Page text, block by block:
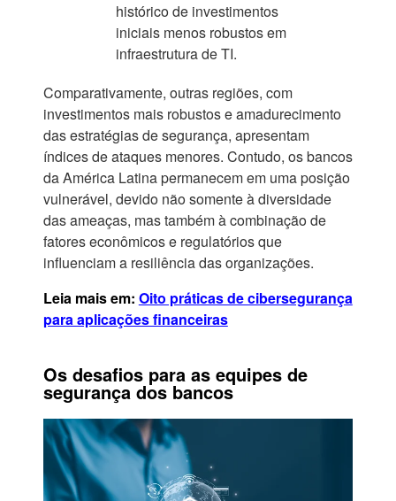
histórico de investimentos
iniciais menos robustos em
infraestrutura de TI.
Comparativamente, outras regiões, com
investimentos mais robustos e amadurecimento
das estratégias de segurança, apresentam
índices de ataques menores. Contudo, os bancos
da América Latina permanecem em uma posição
vulnerável, devido não somente à diversidade
das ameaças, mas também à combinação de
fatores econômicos e regulatórios que
influenciam a resiliência das organizações.
Leia mais em: Oito práticas de cibersegurança
para aplicações financeiras
Os desafios para as equipes de
segurança dos bancos